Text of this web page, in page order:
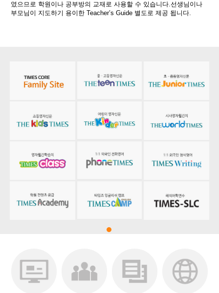
였으므로 학원이나 공부방의 교재로 사용할 수 있습니다.선생님이나
부모님이 지도하기 용이한 Teacher’s Guide 별도로 제공 됩니다.